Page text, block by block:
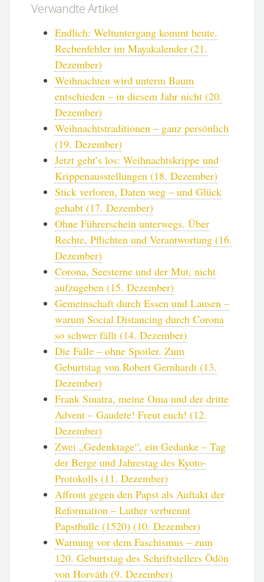
Verwandte Artikel
Endlich: Weltuntergang kommt heute.
Rechenfehler im Mayakalender (21.
Dezember)
Weihnachten wird unterm Baum
entschieden – in diesem Jahr nicht (20.
Dezember)
Weihnachtstraditionen – ganz persönlich
(19. Dezember)
Jetzt geht’s los: Weihnachtskrippe und
Krippenausstellungen (18. Dezember)
Stick verloren, Daten weg – und Glück
gehabt (17. Dezember)
Ohne Führerschein unterwegs. Über
Rechte, Pflichten und Verantwortung (16.
Dezember)
Corona, Seesterne und der Mut, nicht
aufzugeben (15. Dezember)
Gemeinschaft durch Essen und Lausen –
warum Social Distancing durch Corona
so schwer fällt (14. Dezember)
Die Falle – ohne Spoiler. Zum
Geburtstag von Robert Gernhardt (13.
Dezember)
Frank Sinatra, meine Oma und der dritte
Advent – Gaudete! Freut euch! (12.
Dezember)
Zwei „Gedenktage“, ein Gedanke – Tag
der Berge und Jahrestag des Kyoto-
Protokolls (11. Dezember)
Affront gegen den Papst als Auftakt der
Reformation – Luther verbrennt
Papstbulle (1520) (10. Dezember)
Warnung vor dem Faschismus – zum
120. Geburtstag des Schriftstellers Ödön
von Horváth (9. Dezember)